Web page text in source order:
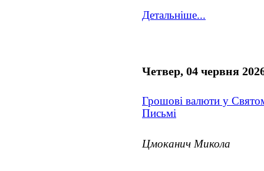
Детальніше...
Четвер, 04 червня
Грошові валюти у
Письмі
Цмоканич Микола